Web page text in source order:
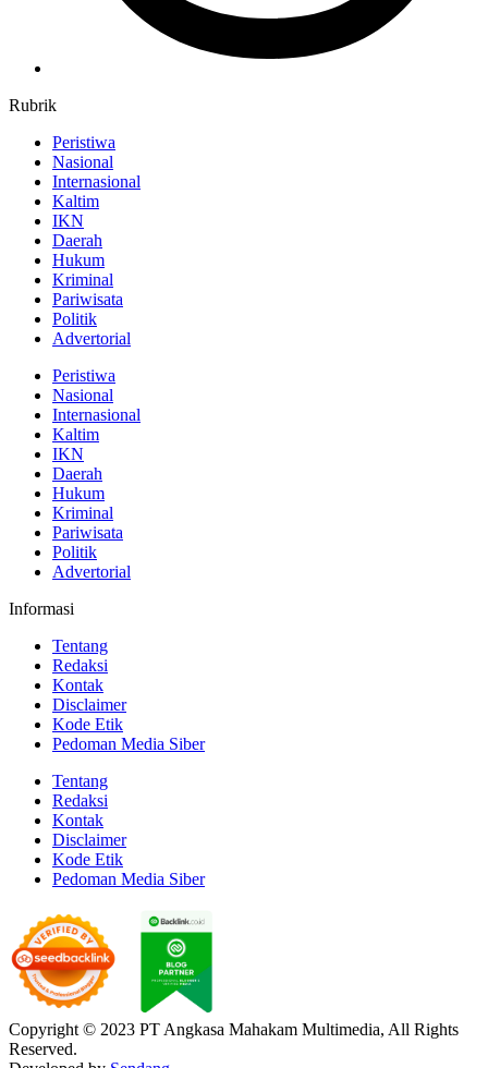
Rubrik
Peristiwa
Nasional
Internasional
Kaltim
IKN
Daerah
Hukum
Kriminal
Pariwisata
Politik
Advertorial
Peristiwa
Nasional
Internasional
Kaltim
IKN
Daerah
Hukum
Kriminal
Pariwisata
Politik
Advertorial
Informasi
Tentang
Redaksi
Kontak
Disclaimer
Kode Etik
Pedoman Media Siber
Tentang
Redaksi
Kontak
Disclaimer
Kode Etik
Pedoman Media Siber
Copyright © 2023 PT Angkasa Mahakam Multimedia, All Rights
Reserved.